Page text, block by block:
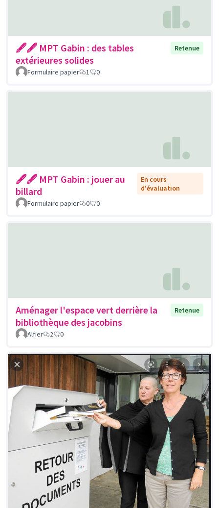
🖋🖋 MPT Gabin : des tables
extérieures solides
Retenue
Formulaire papier 1 0
🖋🖋 MPT Gabin : jouer au
billard
En cours
d'évaluation
Formulaire papier
0 0
Aménager l'espace vert derrière la
bibliothèque des jacobins
Retenue
Alfier 2 0